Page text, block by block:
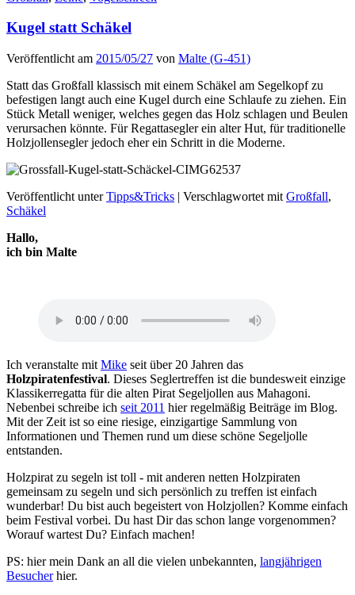
Kugel statt Schäkel
Veröffentlicht am 2015/05/27 von Malte (G-451)
Statt das Großfall klassisch mit einem Schäkel am Segelkopf zu
befestigen langt auch eine Kugel durch eine Schlaufe zu ziehen. Ein
Stück Metall weniger, welches gegen das Holz schlagen und Beulen
verursachen könnte. Für Regattasegler ein alter Hut, für traditionelle
Holzjollensegler jedoch eher ein Schritt in die Moderne.
Veröffentlicht unter Tipps&Tricks | Verschlagwortet mit Großfall,
Schäkel
Hallo,
ich bin Malte
Ich veranstalte mit Mike seit über 20 Jahren das
Holzpiratenfestival. Dieses Seglertreffen ist die bundesweit einzige
Klassikerregatta für die alten Pirat Segeljollen aus Mahagoni.
Nebenbei schreibe ich seit 2011 hier regelmäßig Beiträge im Blog.
Mit der Zeit ist so eine riesige, einzigartige Sammlung von
Informationen und Themen rund um diese schöne Segeljolle
entstanden.
Holzpirat zu segeln ist toll - mit anderen netten Holzpiraten
gemeinsam zu segeln und sich persönlich zu treffen ist einfach
wunderbar! Du bist auch begeistert von Holzjollen? Komme einfach
beim Festival vorbei. Du hast Dir das schon lange vorgenommen?
Worauf wartest Du? Einfach machen!
PS: hier mein Dank an all die vielen unbekannten, langjährigen
Besucherhier.